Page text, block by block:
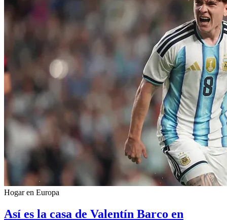
Hogar en Europa
Así es la casa de Valentín Barco en